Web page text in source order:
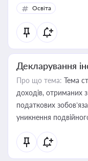
Освіта
Декларування
Про що тема: Тема
доходів, отриманих
податкових
уникнення